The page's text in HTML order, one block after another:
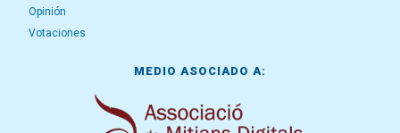
Opinión
Votaciones
MEDIO ASOCIADO A: